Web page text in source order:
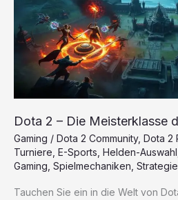
Dota 2 – Die Meisterklasse
Gaming / Dota 2 Community, Dota 2
Turniere E-Sports Helden-Auswahl
Gaming Spielmechaniken
Tauchen Sie ein in die Welt von